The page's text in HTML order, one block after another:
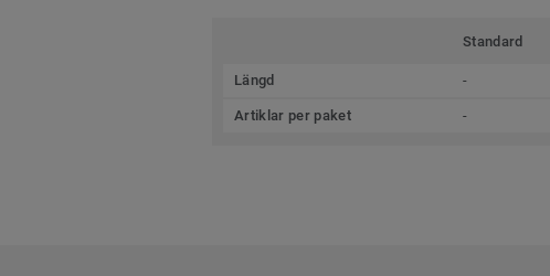
Standard
Längd -
Artiklar per paket -